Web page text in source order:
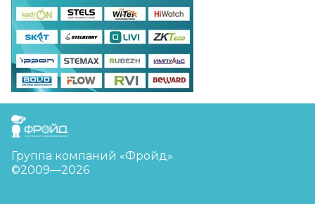
FreudGroup
Группа компаний «Фройд»
©2009—2026